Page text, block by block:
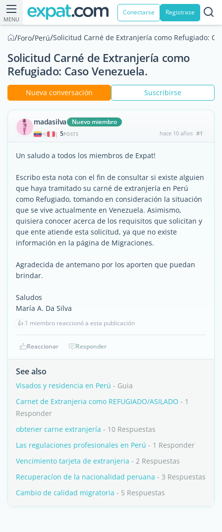
MENU
Conectarse Registrase
/Foro/Perú/Solicitud Carné de Extranjería como Refugiado:
Solicitud Carné de Extranjería como
Refugiado: Caso Venezuela.
Nueva conversación Suscribirse
madasilva Nuevo miembro
| 5POSTS hace 10 años #1
Un saludo a todos los miembros de Expat!
Escribo esta nota con el fin de consultar si existe alguien
que haya tramitado su carné de extranjería en Perú
como Refugiado, tomando en consideración la situación
que se vive actualmente en Venezuela. Asimismo,
quisiera conocer acerca de los requisitos que solicitan y
que ente atiende esta solicitud, ya que no existe
información en la página de Migraciones.
Agradecida de antemano por los aporten que puedan
brindar.
Saludos
María A. Da Silva
👍 1 miembro reaccionó a esta publicación
Reaccionar Responder
See also
Visados y residencia en Perú - Guia
Carnet de Extranjeria como REFUGIADO/ASILADO - 1
Responder
obtener carne extranjería - 10 Respuestas
Las regulaciones profesionales en Perú - 1 Responder
Vencimiento tarjeta de extranjeria - 2 Respuestas
Recuperacíon de la nacionalidad peruana - 3 Respuestas
Cambio de calidad migratoria - 5 Respuestas